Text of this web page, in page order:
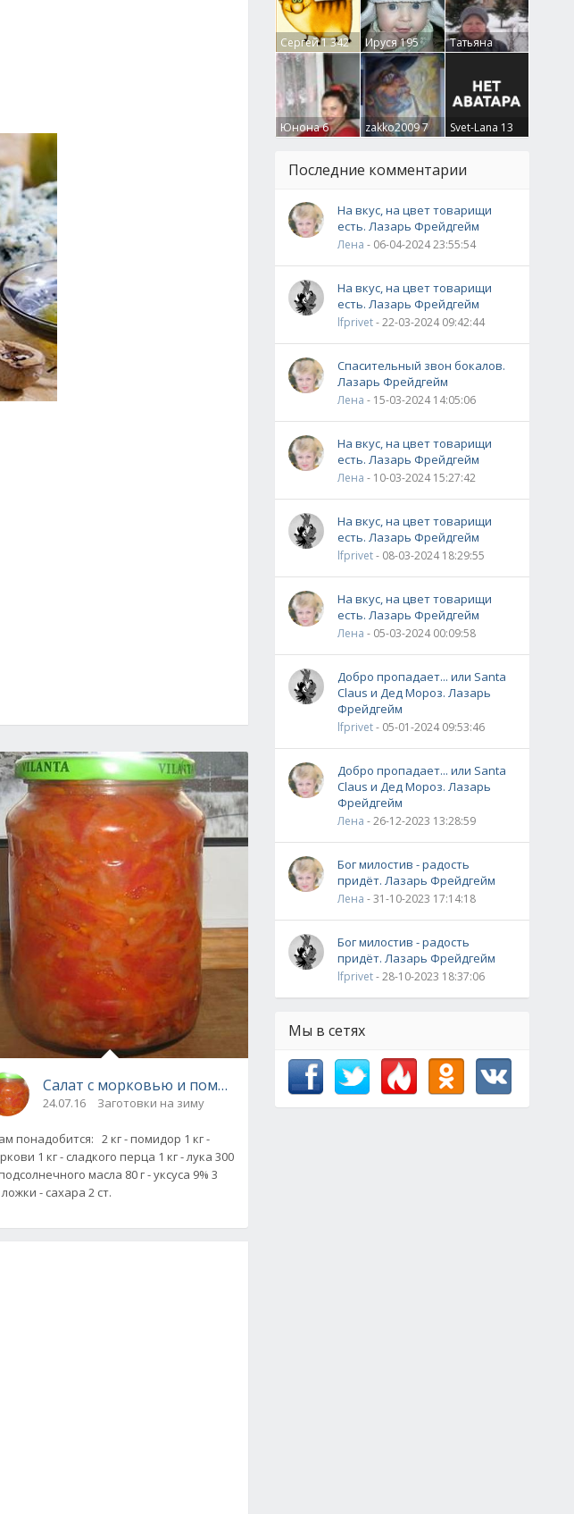
с болгарским перцем и укропом
Салат с морковью и помидорами на зиму от Серёги
24.07.16 Заготовки на зиму
понадобится: 2 кг - помидор 1 кг -
1 кг - сладкого перца 1 кг - лука 300
масла 80 г - уксуса 9% 3
ложки - сахара 2 ст.
Сергей1 342 Ируся195
Татьяна
Крючкова0
Юнона6 zakko20097 Svet-Lana 13
Последние комментарии
На вкус, на цвет товарищи
есть. Лазарь Фрейдгейм
Лена - 06-04-2024 23:55:54
На вкус, на цвет товарищи
есть. Лазарь Фрейдгейм
lfprivet- 22-03-2024 09:42:44
Спасительный звон бокалов.
Лазарь Фрейдгейм
Лена - 15-03-2024 14:05:06
На вкус, на цвет товарищи
есть. Лазарь Фрейдгейм
Лена - 10-03-2024 15:27:42
На вкус, на цвет товарищи
есть. Лазарь Фрейдгейм
lfprivet- 08-03-2024 18:29:55
На вкус, на цвет товарищи
есть. Лазарь Фрейдгейм
Лена - 05-03-2024 00:09:58
Добро пропадает... или Santa
Claus и Дед Мороз. Лазарь
Фрейдгейм
lfprivet- 05-01-2024 09:53:46
Добро пропадает... или Santa
Claus и Дед Мороз. Лазарь
Фрейдгейм
Лена - 26-12-2023 13:28:59
Бог милостив - радость
придёт. Лазарь Фрейдгейм
Лена - 31-10-2023 17:14:18
Бог милостив - радость
придёт. Лазарь Фрейдгейм
lfprivet- 28-10-2023 18:37:06
Мы в сетях